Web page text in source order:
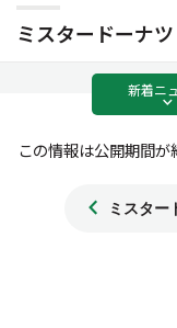
ミスタードーナツ
新着ニ
この情報は公開期間が
ミスター